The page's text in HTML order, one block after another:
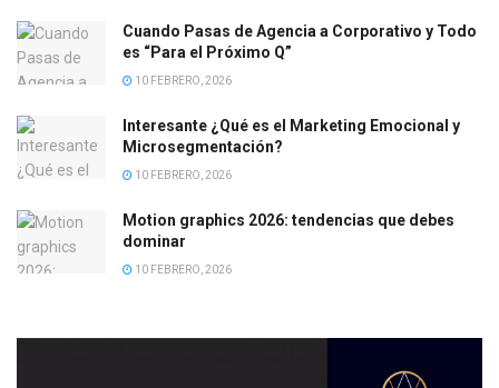
Cuando Pasas de Agencia a Corporativo y Todo
es “Para el Próximo Q”
10 FEBRERO, 2026
Interesante ¿Qué es el Marketing Emocional y
Microsegmentación?
10 FEBRERO, 2026
Motion graphics 2026: tendencias que debes
dominar
10 FEBRERO, 2026